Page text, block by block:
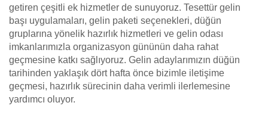
getiren çeşitli ek hizmetler de sunuyoruz. Tesettür gelin
başı uygulamaları, gelin paketi seçenekleri, düğün
gruplarına yönelik hazırlık hizmetleri ve gelin odası
imkanlarımızla organizasyon gününün daha rahat
geçmesine katkı sağlıyoruz. Gelin adaylarımızın düğün
tarihinden yaklaşık dört hafta önce bizimle iletişime
geçmesi, hazırlık sürecinin daha verimli ilerlemesine
yardımcı oluyor.